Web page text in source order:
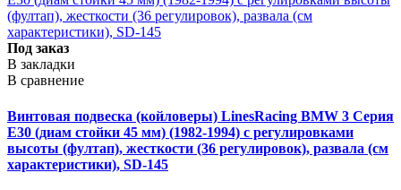
Под заказ
В закладки
В сравнение
Винтовая подвеска (койловеры) LinesRacing BMW 3 Серия
E30 (диам стойки 45 мм) (1982-1994) с регулировками
высоты (фултап), жесткости (36 регулировок), развала (см
характеристики), SD-145